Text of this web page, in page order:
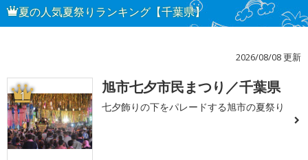
夏の人気夏祭りランキング【千葉県】
2026/08/08 更新
1 旭市七夕市民まつり／千葉県
七夕飾りの下をパレードする旭市の夏祭り